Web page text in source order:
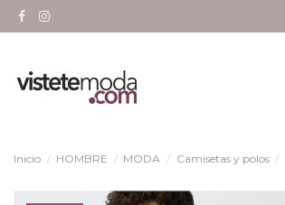
Inicio HOMBRE MODA Camisetas y polos